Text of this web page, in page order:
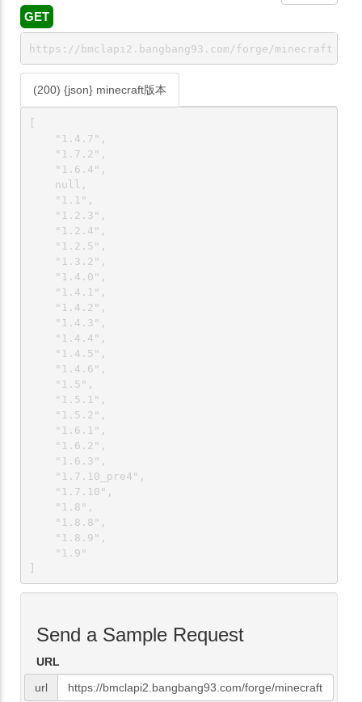
GET
https://bmclapi2.bangbang93.com/forge/minecraft
(200) {json} minecraft版本
    "1.4.7",
    "1.7.2",
    "1.6.4",
    null,
    "1.1",
    "1.2.3",
    "1.2.4",
    "1.2.5",
    "1.3.2",
    "1.4.0",
    "1.4.1",
    "1.4.2",
    "1.4.3",
    "1.4.4",
    "1.4.5",
    "1.4.6",
    "1.5",
    "1.5.1",
    "1.5.2",
    "1.6.1",
    "1.6.2",
    "1.6.3",
    "1.7.10_pre4",
    "1.7.10",
    "1.8",
    "1.8.8",
    "1.8.9",
    "1.9"
Send a Sample Request
URL
url